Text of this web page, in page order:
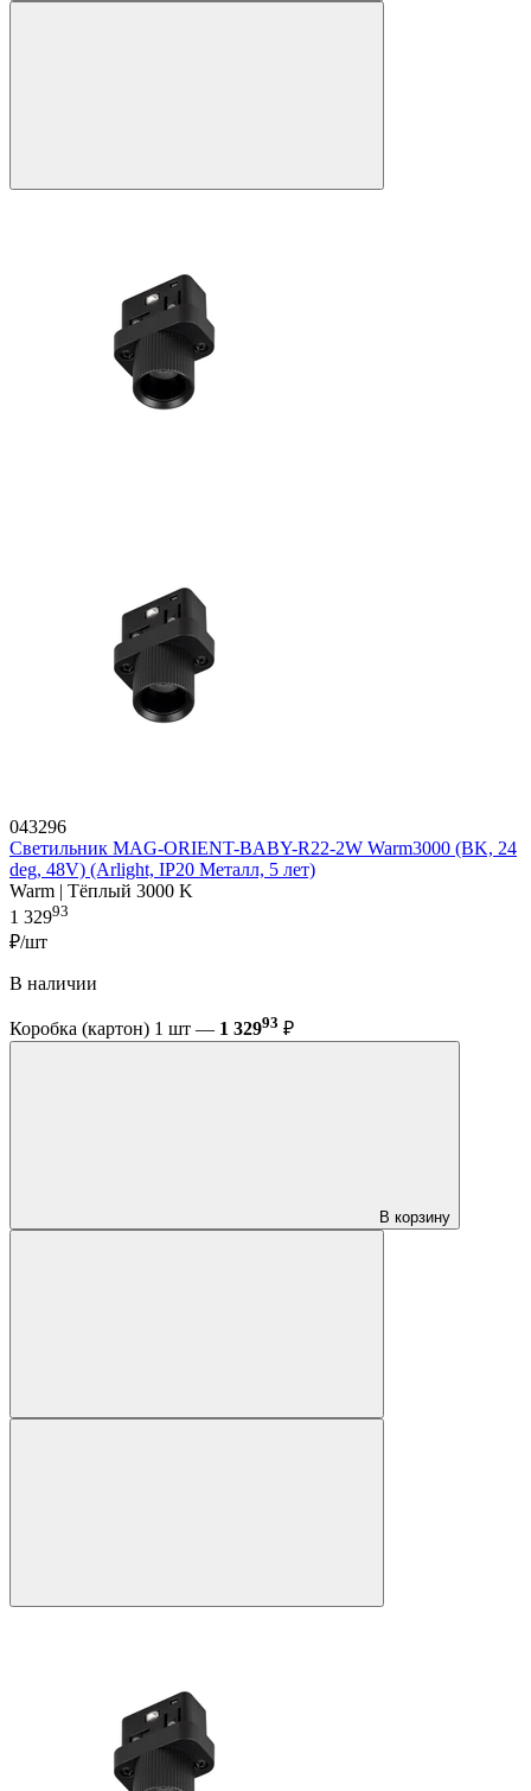
043296
Светильник MAG-ORIENT-BABY-R22-2W Warm3000 (BK, 24
deg, 48V) (Arlight, IP20 Металл, 5 лет)
Warm | Тёплый 3000 K
1 32993
₽/шт
В наличии
Коробка (картон) 1 шт — 1 32993 ₽
В корзину